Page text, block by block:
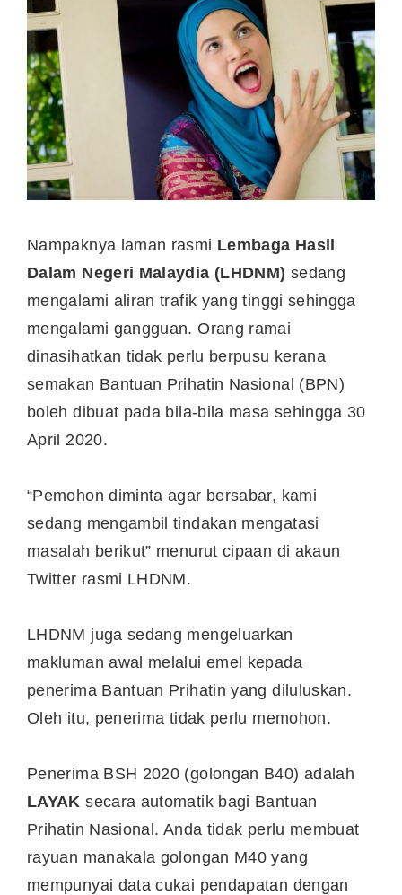
Nampaknya laman rasmi Lembaga Hasil
Dalam Negeri Malaydia (LHDNM) sedang
mengalami aliran trafik yang tinggi sehingga
mengalami gangguan. Orang ramai
dinasihatkan tidak perlu berpusu kerana
semakan Bantuan Prihatin Nasional (BPN)
boleh dibuat pada bila-bila masa sehingga 30
April 2020.
“Pemohon diminta agar bersabar, kami
sedang mengambil tindakan mengatasi
masalah berikut” menurut cipaan di akaun
Twitter rasmi LHDNM.
LHDNM juga sedang mengeluarkan
makluman awal melalui emel kepada
penerima Bantuan Prihatin yang diluluskan.
Oleh itu, penerima tidak perlu memohon.
Penerima BSH 2020 (golongan B40) adalah
LAYAK secara automatik bagi Bantuan
Prihatin Nasional. Anda tidak perlu membuat
rayuan manakala golongan M40 yang
mempunyai data cukai pendapatan dengan